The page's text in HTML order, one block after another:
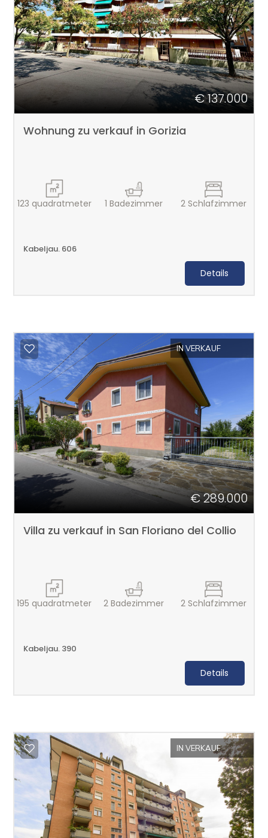
€ 137.000
Wohnung zu verkauf in Gorizia
123 quadratmeter 1 Badezimmer 2 Schlafzimmer
Kabeljau. 606
Details
IN VERKAUF
€ 289.000
Villa zu verkauf in San Floriano del Collio
195 quadratmeter 2 Badezimmer 2 Schlafzimmer
Kabeljau. 390
Details
IN VERKAUF
Mehrfachauswahl
Garten
Parkplatz/Garage
Balkon/Terrasse
Möbliert
Luxus